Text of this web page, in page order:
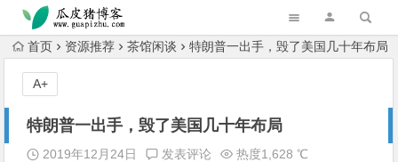
跳转到主内容
首页 资源推荐 茶馆闲谈 特朗普一出手，毁了美国几十年布局
特朗普一出手，毁了美国几十年布局
2019年12月24日 发表评论 热度1,628 ℃
A+